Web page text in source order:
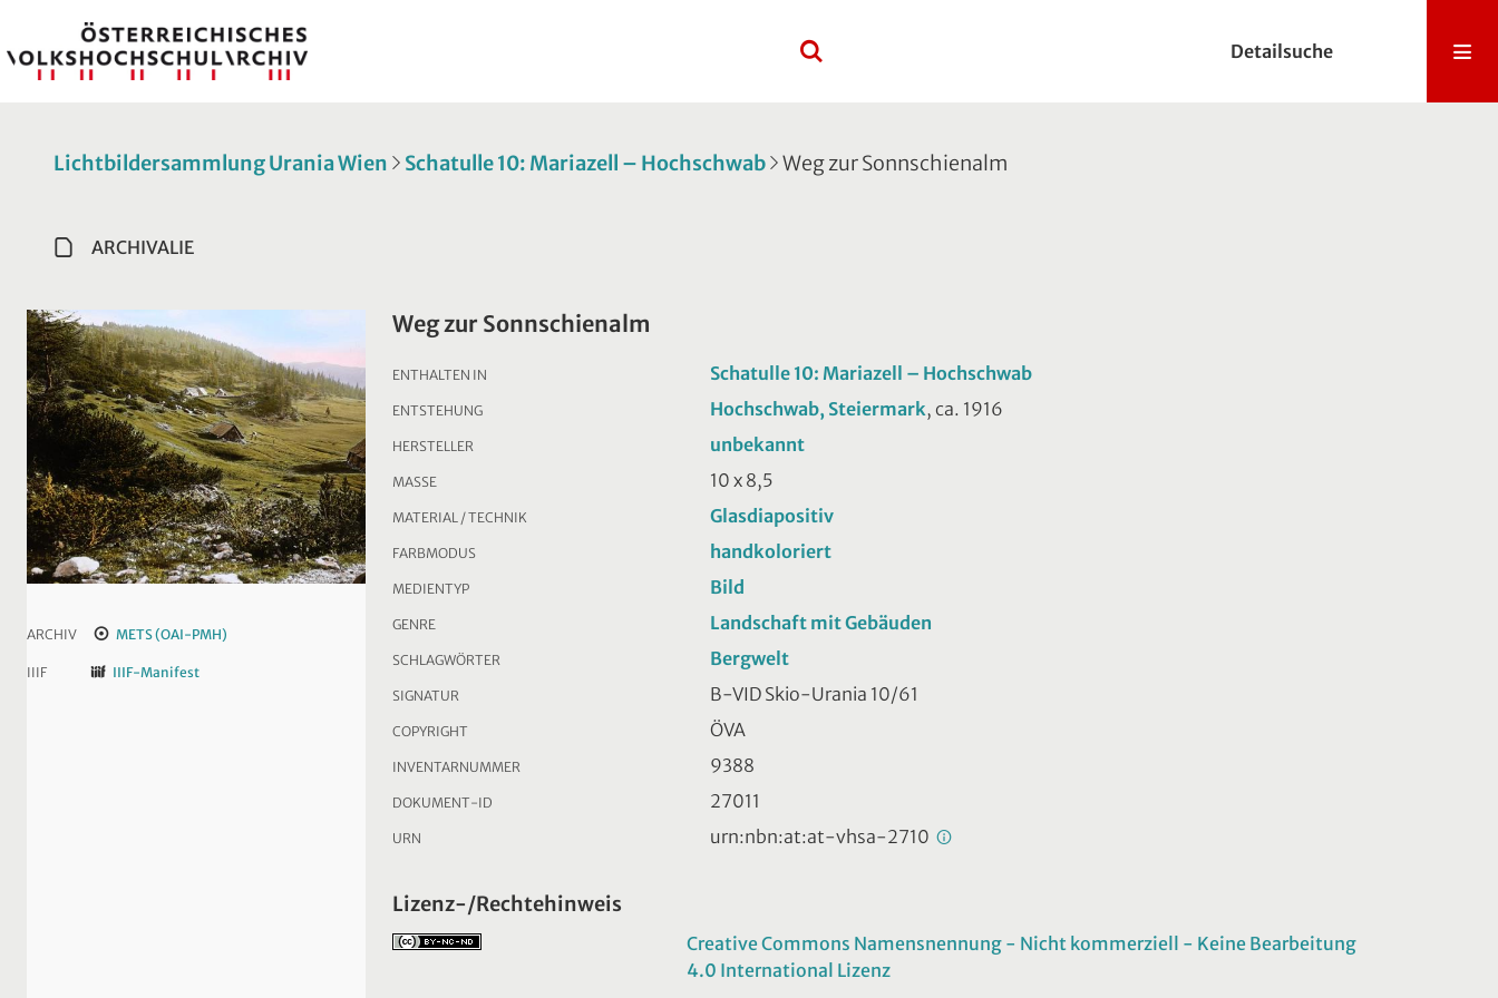
Detailsuche
Lichtbildersammlung Urania Wien Schatulle 10: Mariazell – Hochschwab Weg zur Sonnschienalm
ARCHIVALIE
ARCHIV METS (OAI-PMH)
IIIF IIIF-Manifest
Weg zur Sonnschienalm
ENTHALTEN IN Schatulle 10: Mariazell – Hochschwab
ENTSTEHUNG Hochschwab, Steiermark, ca. 1916
HERSTELLER unbekannt
MASSE 10 x 8,5
MATERIAL / TECHNIK Glasdiapositiv
FARBMODUS handkoloriert
MEDIENTYP Bild
GENRE Landschaft mit Gebäuden
SCHLAGWÖRTER Bergwelt
SIGNATUR B-VID Skio-Urania 10/61
COPYRIGHT ÖVA
INVENTARNUMMER 9388
DOKUMENT-ID 27011
URN urn:nbn:at:at-vhsa-2710
Lizenz-/Rechtehinweis
Creative Commons Namensnennung - Nicht kommerziell - Keine Bearbeitung
4.0 International Lizenz